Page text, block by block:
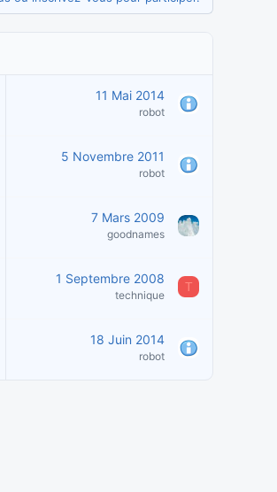
11 Mai 2014
robot
5 Novembre 2011
robot
7 Mars 2009
goodnames
1 Septembre 2008
technique
T
18 Juin 2014
robot